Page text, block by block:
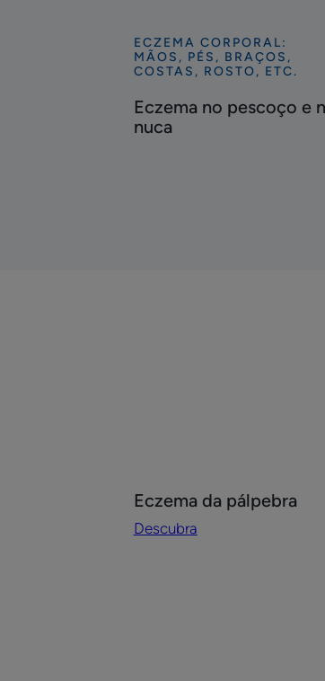
Descubra
Eczema
pescoço
e
ECZEMA CORPORAL:
MÃOS, PÉS, BRAÇOS,
COSTAS, ROSTO, ETC.
Eczema no pescoço e
nuca
Eczema
da
Eczema da pálpebra
Descubra